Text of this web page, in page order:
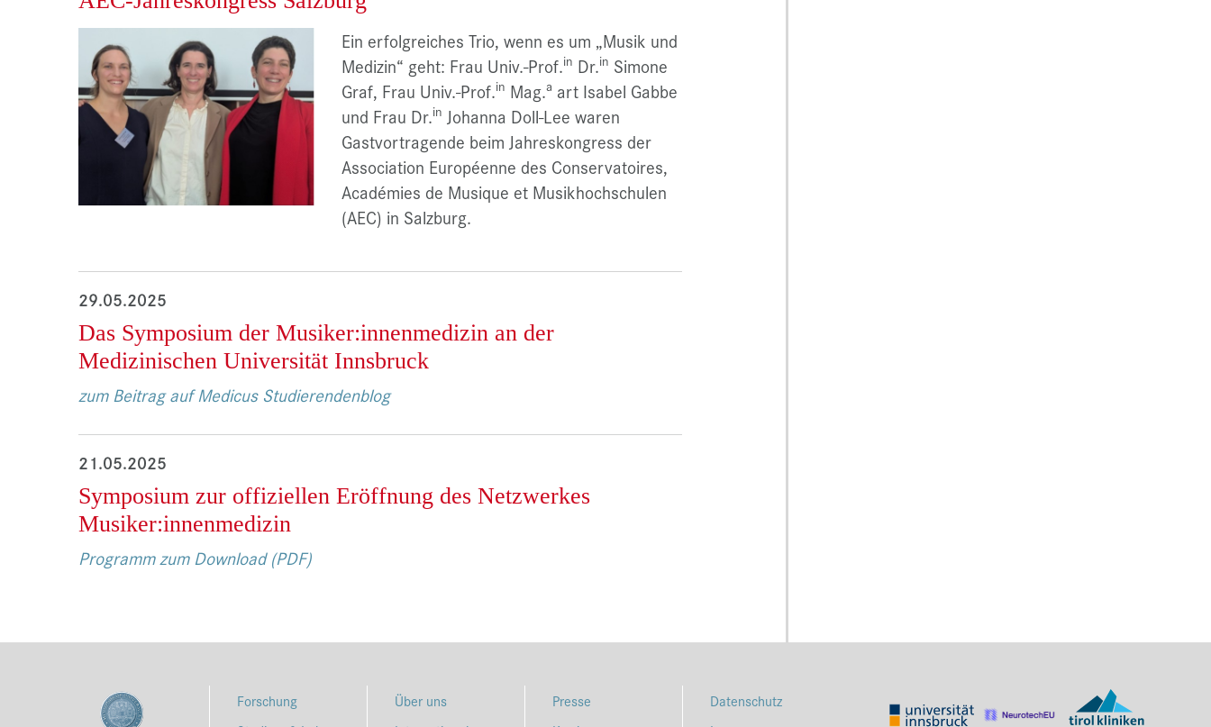
Ein erfolgreiches Trio, wenn es um „Musik und
Medizin“ geht: Frau Univ.-Prof.in Dr.in Simone
Graf, Frau Univ.-Prof.in Mag.a art Isabel Gabbe
und Frau Dr.in Johanna Doll-Lee waren
Gastvortragende beim Jahreskongress der
Association Européenne des Conservatoires,
Académies de Musique et Musikhochschulen
(AEC) in Salzburg.
29.05.2025
Das Symposium der Musiker:innenmedizin an der
Medizinischen Universität Innsbruck
zum Beitrag auf Medicus Studierendenblog
21.05.2025
Symposium zur offiziellen Eröffnung des Netzwerkes
Musiker:innenmedizin
Programm zum Download (PDF)
Forschung
Über uns
Presse
Datenschutz